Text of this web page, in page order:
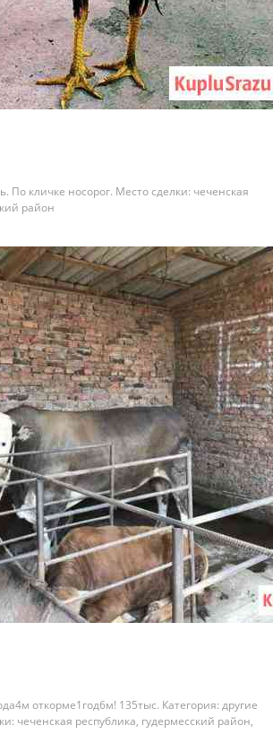
По кличке носорог. Место сделки: чеченская
район
откорме1год6м! 135тыс. Категория: другие
чеченская республика, гудермесский район,